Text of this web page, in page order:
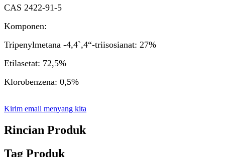
CAS 2422-91-5
Komponen:
Tripenylmetana -4,4`,4“-triisosianat: 27%
Etilasetat: 72,5%
Klorobenzena: 0,5%
Kirim email menyang kita
Rincian Produk
Tag Produk